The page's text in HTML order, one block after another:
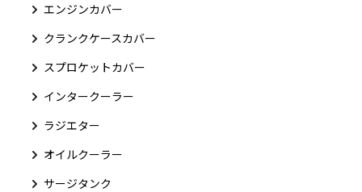
エンジンカバー
クランクケースカバー
スプロケットカバー
インタークーラー
ラジエター
オイルクーラー
サージタンク